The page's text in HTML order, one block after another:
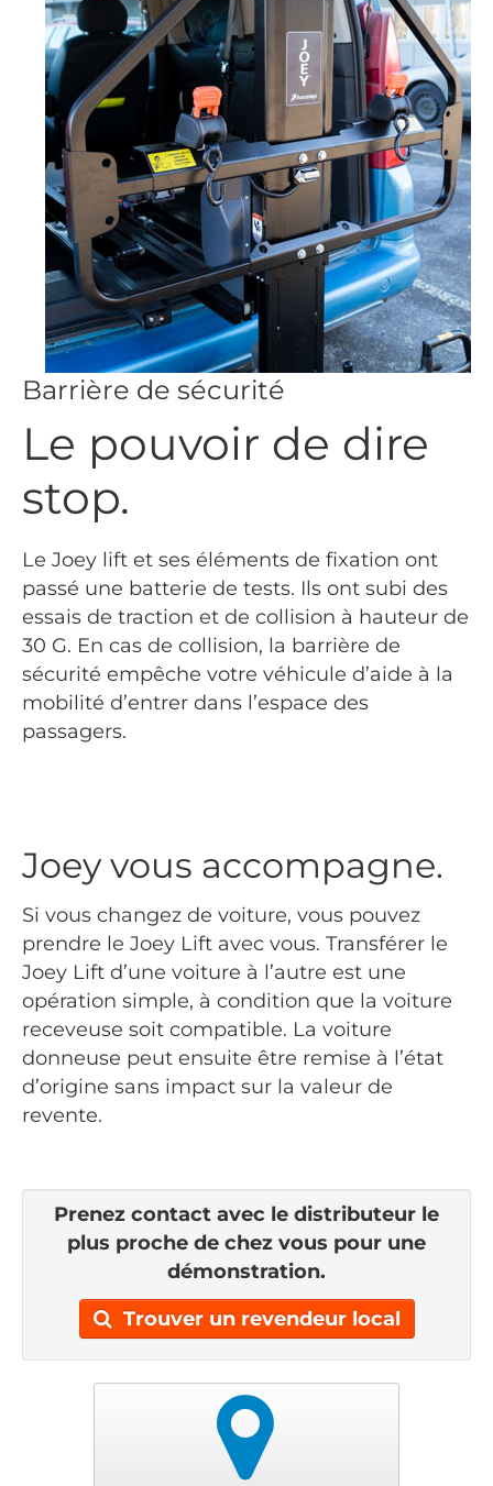
Barrière de sécurité
Le pouvoir de dire
stop.
Le Joey lift et ses éléments de fixation ont
passé une batterie de tests. Ils ont subi des
essais de traction et de collision à hauteur de
30 G. En cas de collision, la barrière de
sécurité empêche votre véhicule d’aide à la
mobilité d’entrer dans l’espace des
passagers.
Joey vous accompagne.
Si vous changez de voiture, vous pouvez
prendre le Joey Lift avec vous. Transférer le
Joey Lift d’une voiture à l’autre est une
opération simple, à condition que la voiture
receveuse soit compatible. La voiture
donneuse peut ensuite être remise à l’état
d’origine sans impact sur la valeur de
revente.
Prenez contact avec le distributeur le
plus proche de chez vous pour une
démonstration.
Trouver un revendeur local